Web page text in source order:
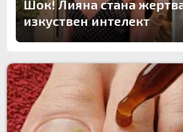
Шок! Лияна стана
изкуствен интелект